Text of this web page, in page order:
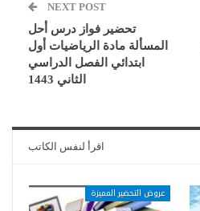
NEXT POST
تحضير فواز درس أحل
المسألة مادة الرياضيات أول
ابتدائي الفصل الدراسي
الثاني 1443
اقرأ لنفس الكاتب
عروض التحضير المميزة